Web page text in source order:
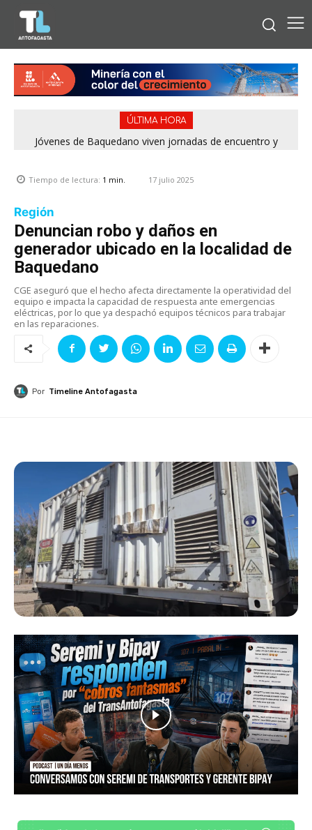
ÚLTIMA HORA
Jóvenes de Baquedano viven jornadas de encuentro y
Tiempo de lectura: 1 min. 17 julio 2025
Región
Denuncian robo y daños en
generador ubicado en la localidad de
Baquedano
CGE aseguró que el hecho afecta directamente la operatividad del
equipo e impacta la capacidad de respuesta ante emergencias
eléctricas, por lo que ya despachó equipos técnicos para trabajar
en las reparaciones.
Por Timeline Antofagasta